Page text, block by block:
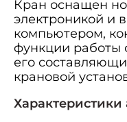
Кран оснащен
электроникой и
компьютером,
функции работы
его
крановой
Характеристики